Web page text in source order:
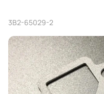
3B2-65029-2